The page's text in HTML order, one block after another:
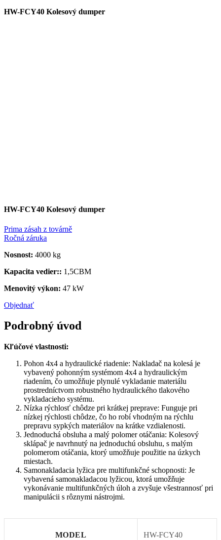
HW-FCY40 Kolesový dumper
HW-FCY40 Kolesový dumper
Prima zásah z továrně
Ročná záruka
Nosnost: 4000 kg
Kapacita vedier:: 1,5CBM
Menovitý výkon: 47 kW
Objednať
Podrobný úvod
Kľúčové vlastnosti:
Pohon 4x4 a hydraulické riadenie: Nakladač na kolesá je
vybavený pohonným systémom 4x4 a hydraulickým
riadením, čo umožňuje plynulé vykladanie materiálu
prostredníctvom robustného hydraulického tlakového
vykladacieho systému.
Nízka rýchlosť chôdze pri krátkej preprave: Funguje pri
nízkej rýchlosti chôdze, čo ho robí vhodným na rýchlu
prepravu sypkých materiálov na krátke vzdialenosti.
Jednoduchá obsluha a malý polomer otáčania: Kolesový
sklápač je navrhnutý na jednoduchú obsluhu, s malým
polomerom otáčania, ktorý umožňuje použitie na úzkych
miestach.
Samonakladacia lyžica pre multifunkčné schopnosti: Je
vybavená samonakladacou lyžicou, ktorá umožňuje
vykonávanie multifunkčných úloh a zvyšuje všestrannosť pri
manipulácii s rôznymi nástrojmi.
MODEL HW-FCY40